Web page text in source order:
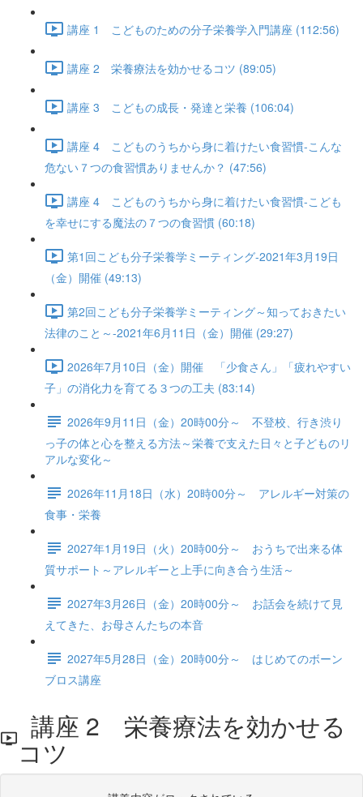
講座 1 ​こどものための分子栄養学入門講座 (112:56)
講座 2 栄養療法を効かせるコツ (89:05)
講座 3 こどもの成長・発達と栄養 (106:04)
講座 4 こどものうちから身に着けたい食習慣-こんな
危ない７つの食習慣ありませんか？ (47:56)
講座 4 こどものうちから身に着けたい食習慣-こども
を幸せにする魔法の７つの食習慣 (60:18)
第1回こども分子栄養学ミーティング-2021年3月19日
（金）開催 (49:13)
第2回こども分子栄養学ミーティング～知っておきたい
法律のこと～-2021年6月11日（金）開催 (29:27)
2026年7月10日（金）開催 「少食さん」「疲れやすい
子」の消化力を育てる３つの工夫 (83:14)
2026年9月11日（金）20時00分～ 不登校、行き渋り
っ子の体と心を整える方法～栄養で支えた日々と子どものリ
アルな変化～
2026年11月18日（水）20時00分～ アレルギー対策の
食事・栄養
2027年1月19日（火）20時00分～ おうちで出来る体
質サポート～アレルギーと上手に向き合う生活～
2027年3月26日（金）20時00分～ お話会を続けて見
えてきた、お母さんたちの本音
2027年5月28日（金）20時00分～ はじめてのボーン
ブロス講座
講座 2 栄養療法を効かせる
コツ